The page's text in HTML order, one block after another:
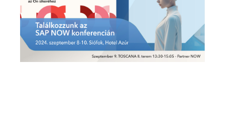
Philippines
Singapore
Switzerland